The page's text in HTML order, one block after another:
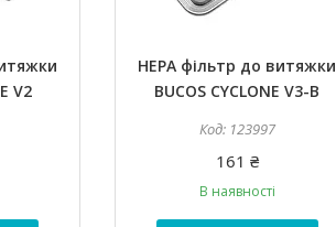
V2
HEPA фільтр до витяжки
BUCOS CYCLONE V3-B
123997
161 ₴
В наявності